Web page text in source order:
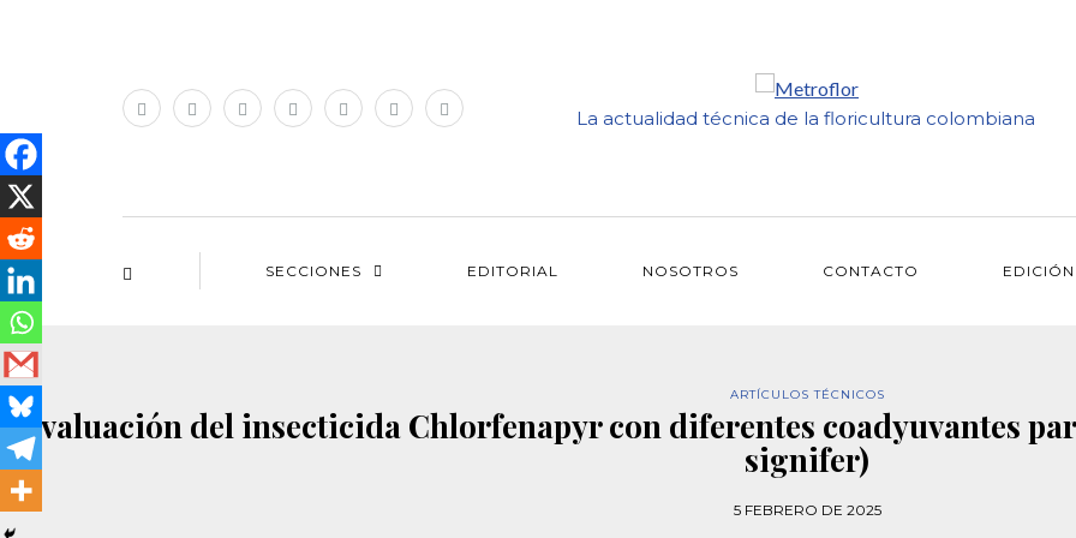
La actualidad técnica de la floricultura colombiana
SECCIONES EDITORIAL NOSOTROS CONTACTO
ARTÍCULOS TÉCNICOS
Evaluación del insecticida Chlorfenapyr con diferentes coadyuvantes
signifer)
5 FEBRERO DE 2025